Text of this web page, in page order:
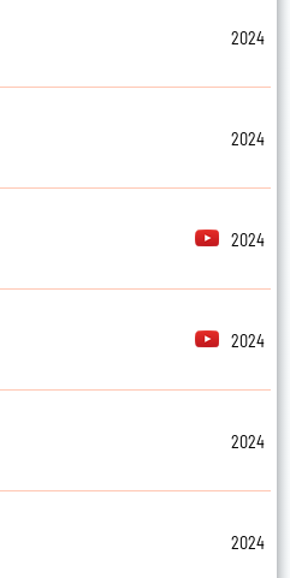
2024
2024
2024
2024
2024
2024